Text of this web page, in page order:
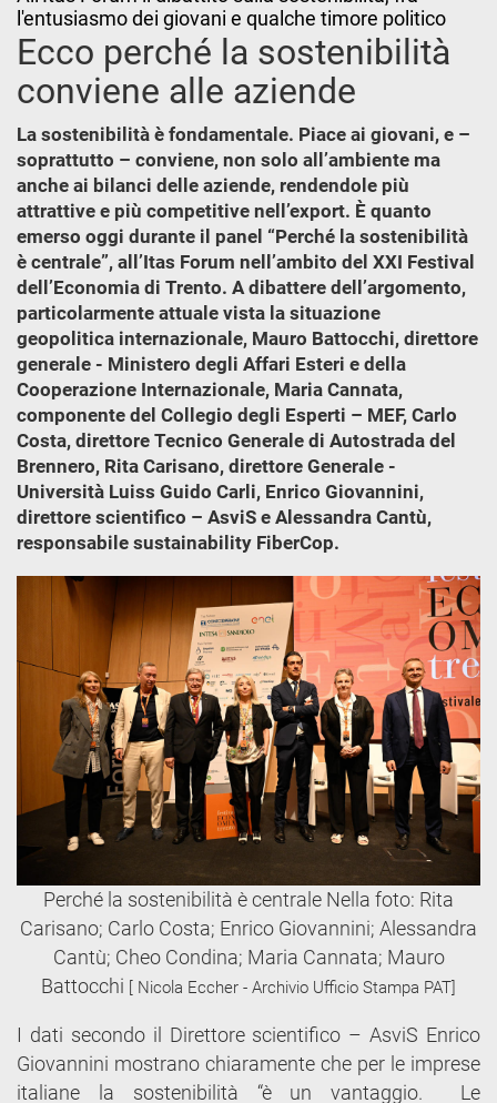
l'entusiasmo dei giovani e qualche timore politico
Ecco perché la sostenibilità
conviene alle aziende
La sostenibilità è fondamentale. Piace ai giovani, e –
soprattutto – conviene, non solo all’ambiente ma
anche ai bilanci delle aziende, rendendole più
attrattive e più competitive nell’export. È quanto
emerso oggi durante il panel “Perché la sostenibilità
è centrale”, all’Itas Forum nell’ambito del XXI Festival
dell’Economia di Trento. A dibattere dell’argomento,
particolarmente attuale vista la situazione
geopolitica internazionale, Mauro Battocchi, direttore
generale - Ministero degli Affari Esteri e della
Cooperazione Internazionale, Maria Cannata,
componente del Collegio degli Esperti – MEF, Carlo
Costa, direttore Tecnico Generale di Autostrada del
Brennero, Rita Carisano, direttore Generale -
Università Luiss Guido Carli, Enrico Giovannini,
direttore scientifico – AsviS e Alessandra Cantù,
responsabile sustainability FiberCop.
Perché la sostenibilità è centrale Nella foto: Rita
Carisano; Carlo Costa; Enrico Giovannini; Alessandra
Cantù; Cheo Condina; Maria Cannata; Mauro
Battocchi [ Nicola Eccher - Archivio Ufficio Stampa PAT]
I dati secondo il Direttore scientifico – AsviS Enrico
Giovannini mostrano chiaramente che per le imprese
italiane la sostenibilità “è un vantaggio. Le